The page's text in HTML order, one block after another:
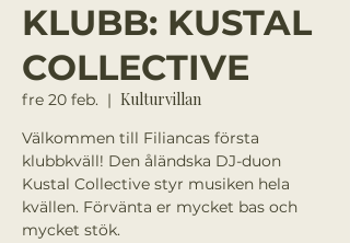
KLUBB: KUSTAL
COLLECTIVE
fre 20 feb.
  |
Kulturvillan
Välkommen till Filiancas första
klubbkväll! Den åländska DJ-duon
Kustal Collective styr musiken hela
kvällen. Förvänta er mycket bas och
mycket stök.